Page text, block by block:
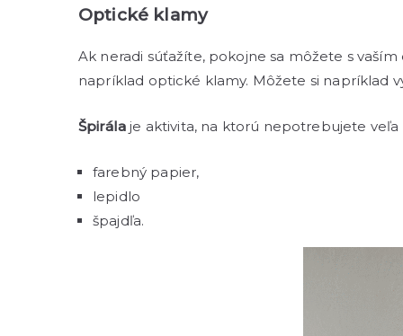
Optické klamy
Ak neradi súťažíte, pokojne sa môžete s
napríklad optické klamy. Môžete si napríklad
Špirála je aktivita, na ktorú nepotrebujete veľa
farebný papier,
lepidlo
špajdľa.